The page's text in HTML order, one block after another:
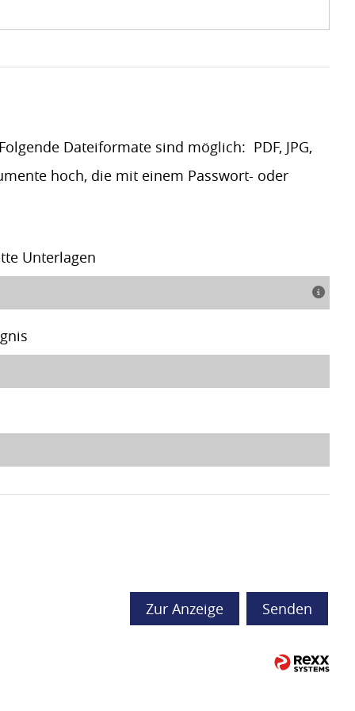
Dateiformate sind möglich: PDF, JPG,
hoch, die mit einem Passwort- oder
Unterlagen
Zur Anzeige Senden